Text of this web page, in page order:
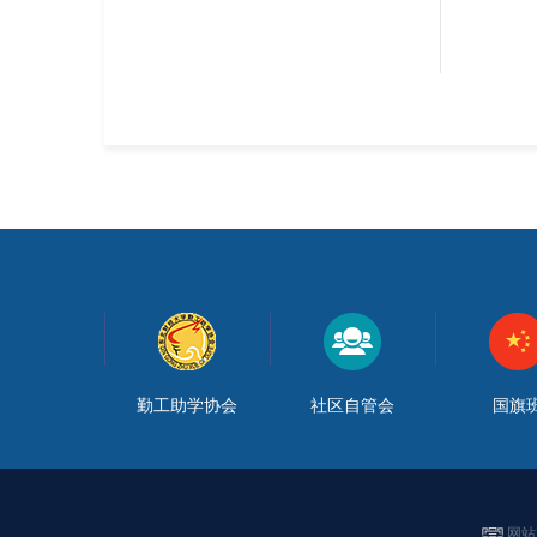
勤工助学协会 社区自管会 国旗
网